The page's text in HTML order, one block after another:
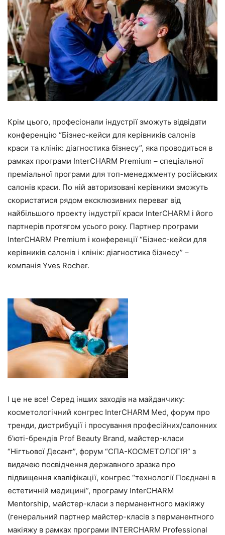
Крім цього, професіонали індустрії зможуть відвідати
конференцію “Бізнес-кейси для керівників салонів
краси та клінік: діагностика бізнесу”, яка проводиться в
рамках програми InterCHARM Premium – спеціальної
преміальної програми для топ-менеджменту російських
салонів краси. По ній авторизовані керівники зможуть
скористатися рядом ексклюзивних переваг від
найбільшого проекту індустрії краси InterCHARM і його
партнерів протягом усього року. Партнер програми
InterCHARM Premium і конференції “Бізнес-кейси для
керівників салонів і клінік: діагностика бізнесу” –
компанія Yves Rocher.
І це не все! Серед інших заходів на майданчику:
косметологічний конгрес InterCHARM Med, форум про
тренди, дистрибуції і просування професійних/салонних
б’юті-брендів Prof Beauty Brand, майстер-класи
“Нігтьової Десант”, форум “СПА-КОСМЕТОЛОГІЯ” з
видачею посвідчення державного зразка про
підвищення кваліфікації, конгрес “технології Поєднані в
естетичній медицині”, програму InterCHARM
Mentorship, майстер-класи з перманентного макіяжу
(генеральний партнер майстер-класів з перманентного
макіяжу в рамках програми INTERCHARM Professional